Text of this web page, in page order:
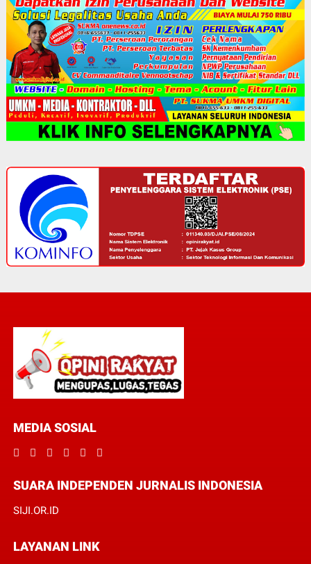
MEDIA SOSIAL
SUARA INDEPENDEN JURNALIS INDONESIA
SIJI.OR.ID
LAYANAN LINK